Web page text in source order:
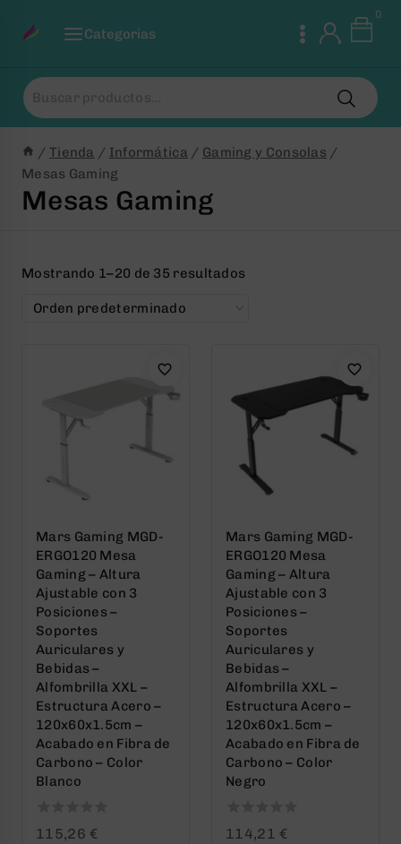
Categorias
0
Buscar
por:
/ Tienda / Informática / Gaming y Consolas /
Mesas Gaming
Mesas Gaming
Mostrando 1–20 de 35 resultados
Mars Gaming MGD-
ERGO120 Mesa
Gaming – Altura
Ajustable con 3
Posiciones –
Soportes
Auriculares y
Bebidas –
Alfombrilla XXL –
Estructura Acero –
120x60x1.5cm –
Acabado en Fibra de
Carbono – Color
Blanco
0115,26 €
Mars Gaming MGD-
ERGO120 Mesa
Gaming – Altura
Ajustable con 3
Posiciones –
Soportes
Auriculares y
Bebidas –
Alfombrilla XXL –
Estructura Acero –
120x60x1.5cm –
Acabado en Fibra de
Carbono – Color
Negro
0114,21 €